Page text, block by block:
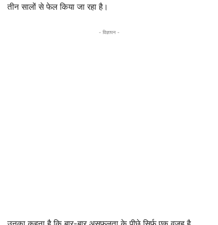
तीन सालों से फेल किया जा रहा है।
- विज्ञापन -